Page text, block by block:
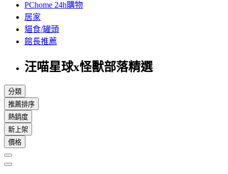
PChome 24h購物
居家
貓食/罐頭
館長推薦
汪喵星球x怪獸部落精選
分類
推薦排序
熱銷度
新上架
價格